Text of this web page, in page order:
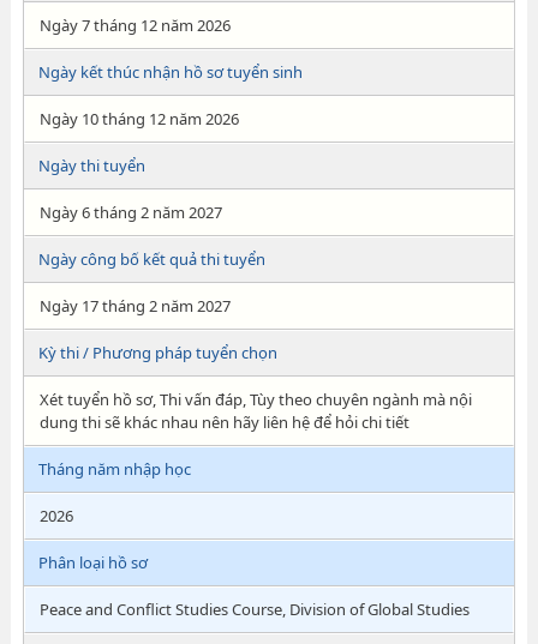
Ngày 7 tháng 12 năm 2026
Ngày kết thúc nhận hồ sơ tuyển sinh
Ngày 10 tháng 12 năm 2026
Ngày thi tuyển
Ngày 6 tháng 2 năm 2027
Ngày công bố kết quả thi tuyển
Ngày 17 tháng 2 năm 2027
Kỳ thi / Phương pháp tuyển chọn
Xét tuyển hồ sơ, Thi vấn đáp, Tùy theo chuyên ngành mà nội
dung thi sẽ khác nhau nên hãy liên hệ để hỏi chi tiết
Tháng năm nhập học
2026
Phân loại hồ sơ
Peace and Conflict Studies Course, Division of Global Studies